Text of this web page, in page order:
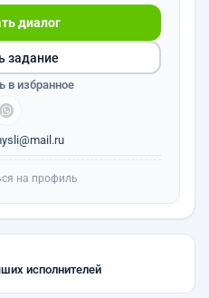
диалог
задание
в избранное
на профиль
исполнителей